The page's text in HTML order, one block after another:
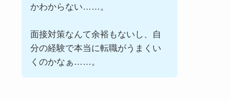
かわからない……。
面接対策なんて余裕もないし、自
分の経験で本当に転職がうまくい
くのかなぁ……。